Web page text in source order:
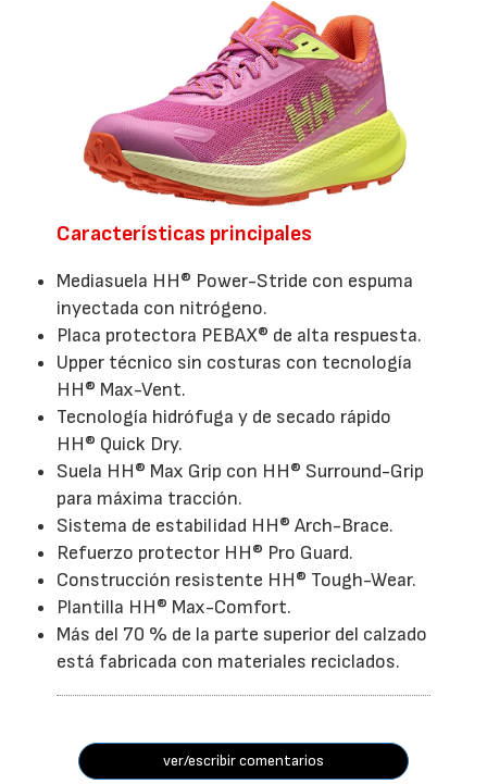
Características principales
Mediasuela HH® Power-Stride con espuma
inyectada con nitrógeno.
Placa protectora PEBAX® de alta respuesta.
Upper técnico sin costuras con tecnología
HH® Max-Vent.
Tecnología hidrófuga y de secado rápido
HH® Quick Dry.
Suela HH® Max Grip con HH® Surround-Grip
para máxima tracción.
Sistema de estabilidad HH® Arch-Brace.
Refuerzo protector HH® Pro Guard.
Construcción resistente HH® Tough-Wear.
Plantilla HH® Max-Comfort.
Más del 70 % de la parte superior del calzado
está fabricada con materiales reciclados.
ver/escribir comentarios